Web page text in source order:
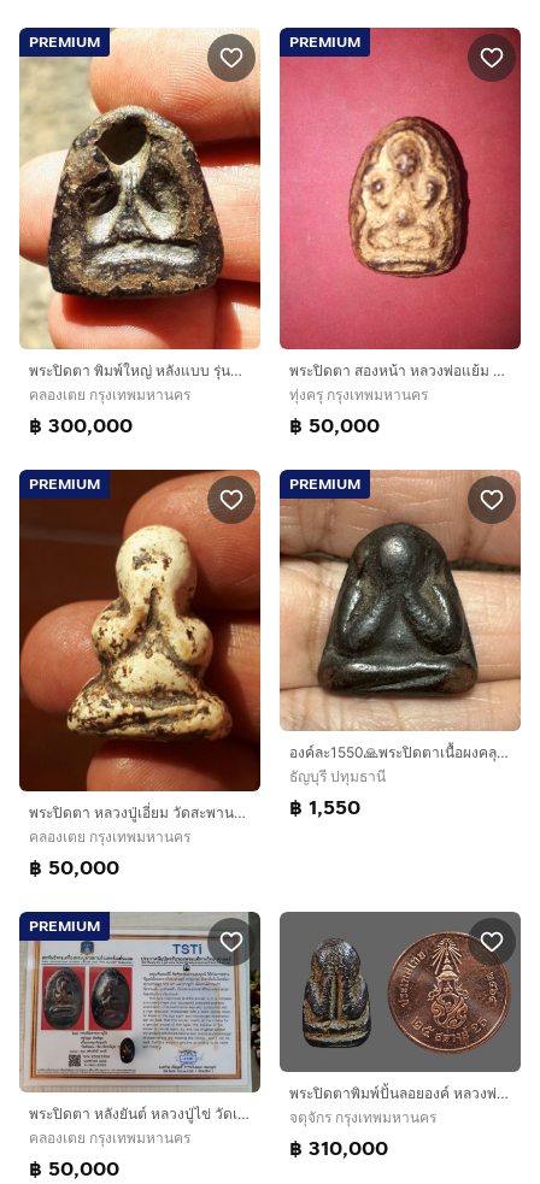
PREMIUM
พระปิดตา พิมพ์ใหญ่ หลังแบบ รุ่นแรก หลวงพ่อแก้ว วัดเคลือวัลย์ เนื้อผงคลุกรักจุ่มรัก ผิวเดิม สภาพแห้งเก่า รักหลุดร่อน ไม่มีหักซ่อม แท้ เก่า อย
คลองเตย กรุงเทพมหานคร
฿ 300,000
PREMIUM
พระปิดตา สองหน้า หลวงพ่อแย้ม วัดด่านสำโรง จ.สมุทรปราการ เนื้อผงคลุกรัก ผิวแห้ง เหี่ยว ผิวพรรณเดิมๆ ที่สำคัญเป็นเนื้อออกกะลาสีน้ำตาล ซึ่งเนื้
ทุ่งครุ กรุงเทพมหานคร
฿ 50,000
PREMIUM
พระปิดตา หลวงปู่เอี่ยม วัดสะพานสูง เนื้อผงจุ่มรัก พิมพ์ชลูด เนื้อมัน สวย สมบูรณ์ เก่า แท้ หายาก
คลองเตย กรุงเทพมหานคร
฿ 50,000
PREMIUM
องค์ละ1550🙏พระปิดตาเนื้อผงคลุกรัก ไม่ทราบที่🙏 พระชัยหม่อมมิตร (พิมพ์สมาธิเม็ดบัว) เนื้อผงใบลานคลุกรัก หลวงพ่อพริ้ง วัดบางปะกอก
ธัญบุรี ปทุมธานี
฿ 1,550
PREMIUM
พระปิดตา หลังยันต์ หลวงปู่ไข่ วัดเชิงเลน กทม. พิมพ์ใหญ่ เนื้อผงจุ่มรัก มีมวลสารจากผงอิทธิเจ ปิดทองเก่าๆ คราบไขเดิมๆ สวยงามมากๆ สภาพสวย สมบูร
คลองเตย กรุงเทพมหานคร
฿ 50,000
พระปิดตาพิมพ์ปั้นลอยองค์ หลวงพ่อแก้ว วัดปากทะเล จ.เพชรบุรี (ยุคต้น ประมาณ พ.ศ. 2400 - 2415) เนื้อผงคลุกรักเก่าจัดจ้านสภาพอง
จตุจักร กรุงเทพมหานคร
฿ 310,000